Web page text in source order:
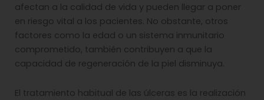
afectan a la calidad de vida y pueden llegar a poner
en riesgo vital a los pacientes. No obstante, otros
factores como la edad o un sistema inmunitario
comprometido, también contribuyen a que la
capacidad de regeneración de la piel disminuya.
El tratamiento habitual de las úlceras es la realización